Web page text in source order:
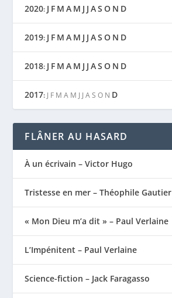
2020: J F M A M J J AS O N D
2019: J F M A M J J AS O N D
2018: J F M A M J J AS O N D
2017: J F M A M J J A S O N D
FLÂNER AU HASARD
À un écrivain – Victor Hugo
Tristesse en mer – Théophile Gautier
« Mon Dieu m’a dit » – Paul Verlaine
L’Impénitent – Paul Verlaine
Science-fiction – Jack Faragasso